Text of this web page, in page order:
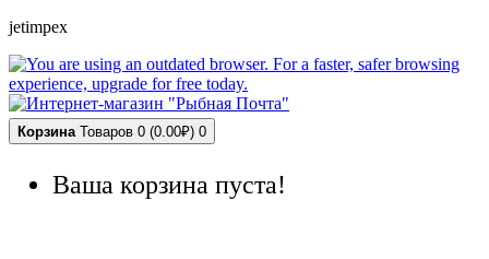
jetimpex
Корзина Товаров 0 (0.00₽) 0
Ваша корзина пуста!